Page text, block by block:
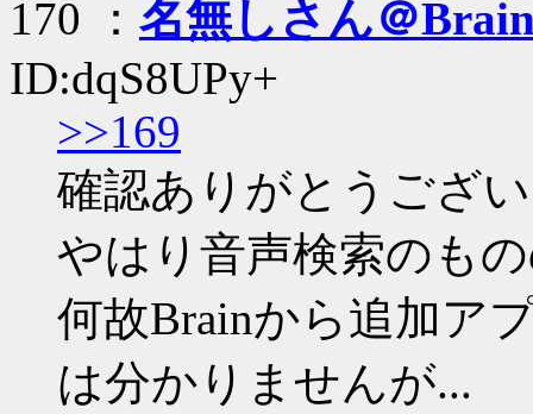
170 ： 名無しさん＠
ID:dqS8UPy+
>>169
確認ありがとうござ
やはり音声検索のも
何故Brainから追加ア
は分かりませんが...